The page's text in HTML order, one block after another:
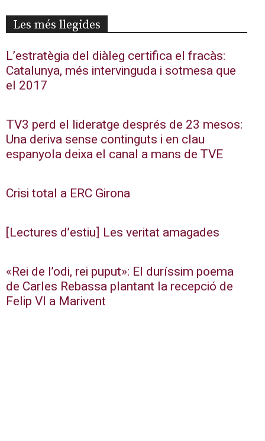
Les més llegides
L’estratègia del diàleg certifica el fracàs:
Catalunya, més intervinguda i sotmesa que
el 2017
TV3 perd el lideratge després de 23 mesos:
Una deriva sense continguts i en clau
espanyola deixa el canal a mans de TVE
Crisi total a ERC Girona
[Lectures d’estiu] Les veritat amagades
«Rei de l’odi, rei puput»: El duríssim poema
de Carles Rebassa plantant la recepció de
Felip VI a Marivent